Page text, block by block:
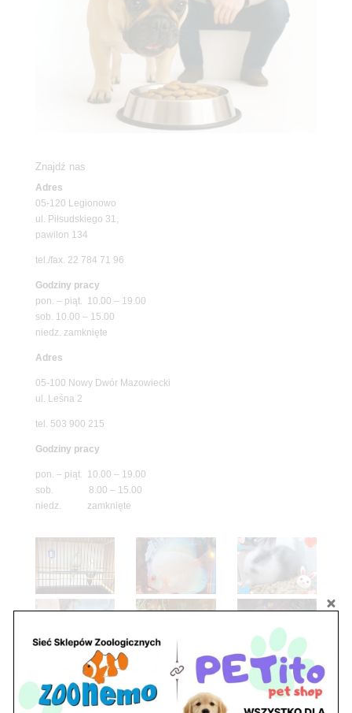
Znajdź nas
Adres
05-120 Legionowo
ul. Piłsudskiego 31,
pawilon 134
tel./fax. 22 784 71 96
Godziny pracy
pon. – piąt. 10.00 – 19.00
sob. 10.00 – 15.00
niedz. zamknięte
Adres
05-100 Nowy Dwór Mazowiecki
ul. Leśna 2
tel. 503 900 215
Godziny pracy
pon. – piąt. 10.00 – 19.00
sob. 8.00 – 15.00
niedz. zamknięte